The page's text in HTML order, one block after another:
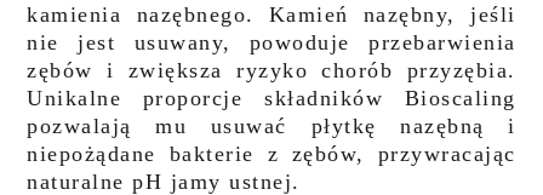
kamienia nazębnego. Kamień nazębny, jeśli
nie jest usuwany, powoduje przebarwienia
zębów i zwiększa ryzyko chorób przyzębia.
Unikalne proporcje składników Bioscaling
pozwalają mu usuwać płytkę nazębną i
niepożądane bakterie z zębów, przywracając
naturalne pH jamy ustnej.